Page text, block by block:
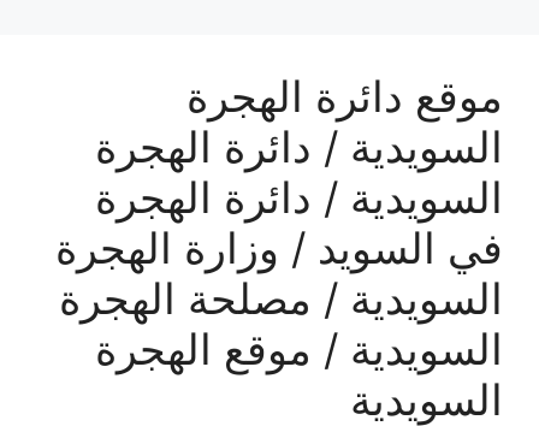
موقع دائرة الهجرة
السويدية / دائرة الهجرة
السويدية / دائرة الهجرة
في السويد / وزارة الهجرة
السويدية / مصلحة الهجرة
السويدية / موقع الهجرة
السويدية